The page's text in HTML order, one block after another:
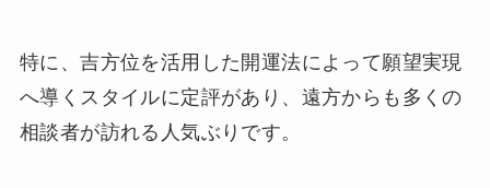
特に、吉方位を活用した開運法によって願望実現
へ導くスタイルに定評があり、遠方からも多くの
相談者が訪れる人気ぶりです。